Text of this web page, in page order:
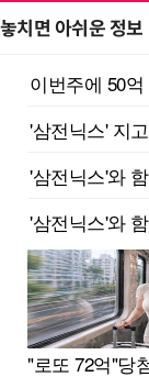
놓치면 아쉬운 정보